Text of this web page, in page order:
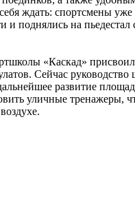
ждать: спортсмены
и поднялись на
«Каскад»
Сейчас руководство
развитие
уличные тренажеры,